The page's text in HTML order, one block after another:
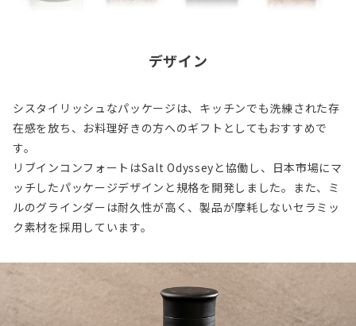
デザイン
シスタイリッシュなパッケージは、キッチンでも洗練された存
在感を放ち、お料理好きの方へのギフトとしてもおすすめで
す。
リブインコンフォートはSalt Odysseyと協働し、日本市場にマ
ッチしたパッケージデザインと規格を開発しました。また、ミ
ルのグラインダーは耐久性が高く、製品が摩耗しないセラミッ
ク素材を採用しています。